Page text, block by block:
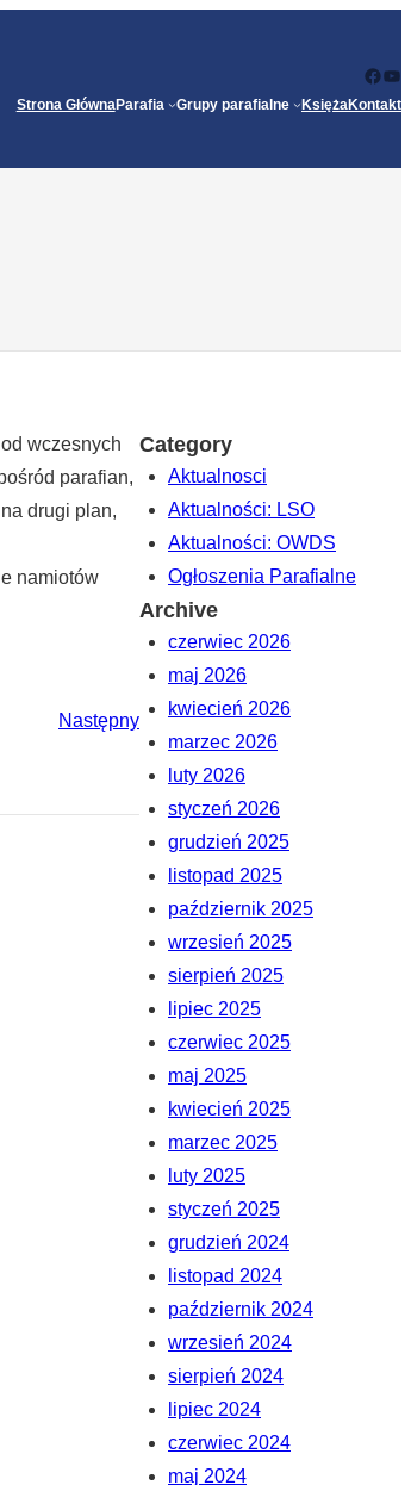
Strona GłównaParafia Grupy parafialne KsiężaKontakt
wczesnych
parafian,
drugi plan,
namiotów
Następny
Category
Aktualnosci
Aktualności: LSO
Aktualności: OWDS
Ogłoszenia Parafialne
Archive
czerwiec 2026
maj 2026
kwiecień 2026
marzec 2026
luty 2026
styczeń 2026
grudzień 2025
listopad 2025
październik 2025
wrzesień 2025
sierpień 2025
lipiec 2025
czerwiec 2025
maj 2025
kwiecień 2025
marzec 2025
luty 2025
styczeń 2025
grudzień 2024
listopad 2024
październik 2024
wrzesień 2024
sierpień 2024
lipiec 2024
czerwiec 2024
maj 2024